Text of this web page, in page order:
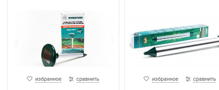
избранное сравнить избранное сравнить